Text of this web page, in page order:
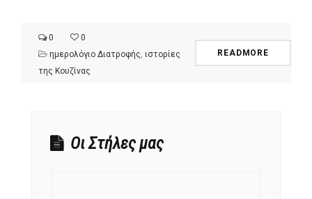
0
0
ημερολόγιο Διατροφής ιστορίες
της Κουζίνας
READMORE
Οι Στήλες μας